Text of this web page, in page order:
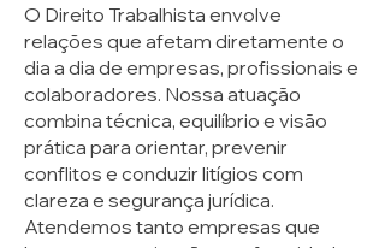
O Direito Trabalhista envolve
relações que afetam diretamente o
dia a dia de empresas, profissionais e
colaboradores. Nossa atuação
combina técnica, equilíbrio e visão
prática para orientar, prevenir
conflitos e conduzir litígios com
clareza e segurança jurídica.
Atendemos tanto empresas que